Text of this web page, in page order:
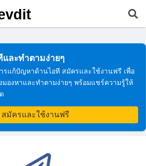
ละทำตามง่ายๆ
รแก้ปัญหาด้านไอที สมัครและใช้งานฟรี เพื่อ
องหาและทำตามง่ายๆ พร้อมแชร์ความรู้ให้
สมัครและใช้งานฟรี